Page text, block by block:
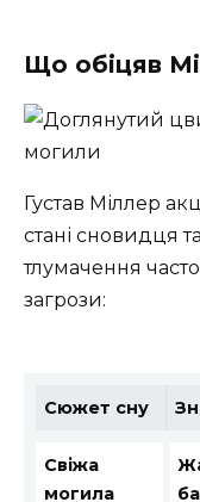
Що обіцяв
Густав Міллер
стані сновидця
тлумачення
загрози:
Сюжет сну
Свіжа
могила